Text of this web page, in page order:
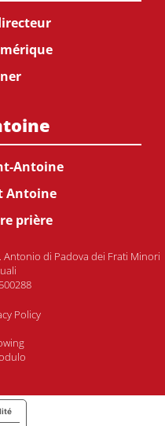
Antoine
Antoine
prière
Antonio di Padova dei Frati Minori
Policy